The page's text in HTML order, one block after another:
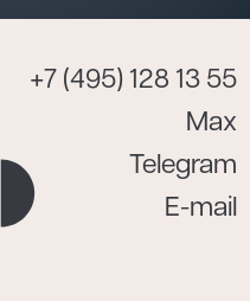
+7 (495) 128 13 55
Max
Telegram
E-mail